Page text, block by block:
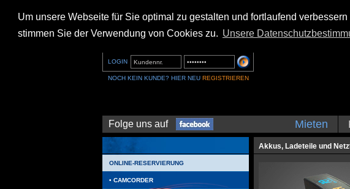
Um unsere Webseite für Sie optimal zu gestalten und fortlaufend
stimmen Sie der Verwendung von Cookies zu. Unsere
LOGIN
NOCH KEIN KUNDE? HIER NEU REGISTRIEREN
Mieten
Folge uns auf
ONLINE-RESERVIERUNG
CAMCORDER
Akkus, Ladeteile und